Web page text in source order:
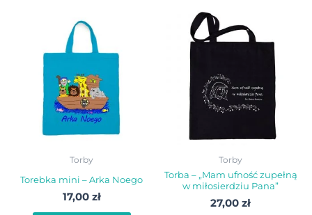
Torby
Torebka mini – Arka Noego
17,00 zł
Torby
Torba – „Mam ufność zupełną
w miłosierdziu Pana”
27,00 zł